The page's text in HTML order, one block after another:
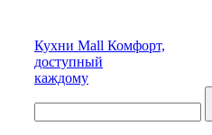
Кухни Mall Комфорт,
доступный
каждому